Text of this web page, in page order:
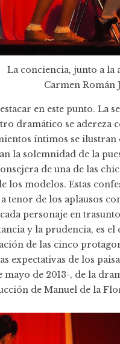
La conciencia, junto a la
Carmen Román
en este punto. La
dramático se adereza
íntimos se ilustran
la solemnidad de la
de una de las
los modelos. Estas
tenor de los aplausos
personaje en
y la prudencia, es
de las cinco
expectativas de los
mayo de 2013-, de la
de Manuel de la